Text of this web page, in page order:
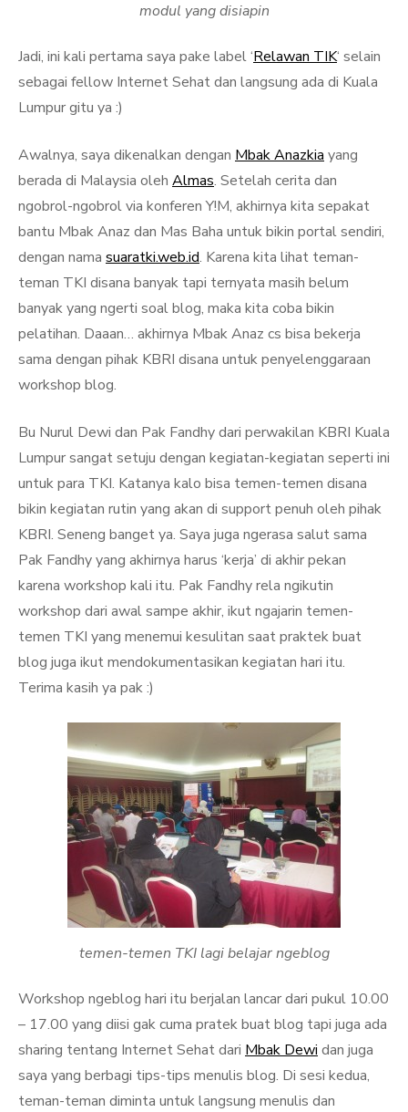
modul yang disiapin
Jadi, ini kali pertama saya pake label ‘Relawan TIK‘ selain
sebagai fellow Internet Sehat dan langsung ada di Kuala
Lumpur gitu ya :)
Awalnya, saya dikenalkan dengan Mbak Anazkia yang
berada di Malaysia oleh Almas. Setelah cerita dan
ngobrol-ngobrol via konferen Y!M, akhirnya kita sepakat
bantu Mbak Anaz dan Mas Baha untuk bikin portal sendiri,
dengan nama suaratki.web.id. Karena kita lihat teman-
teman TKI disana banyak tapi ternyata masih belum
banyak yang ngerti soal blog, maka kita coba bikin
pelatihan. Daaan… akhirnya Mbak Anaz cs bisa bekerja
sama dengan pihak KBRI disana untuk penyelenggaraan
workshop blog.
Bu Nurul Dewi dan Pak Fandhy dari perwakilan KBRI Kuala
Lumpur sangat setuju dengan kegiatan-kegiatan seperti ini
untuk para TKI. Katanya kalo bisa temen-temen disana
bikin kegiatan rutin yang akan di support penuh oleh pihak
KBRI. Seneng banget ya. Saya juga ngerasa salut sama
Pak Fandhy yang akhirnya harus ‘kerja’ di akhir pekan
karena workshop kali itu. Pak Fandhy rela ngikutin
workshop dari awal sampe akhir, ikut ngajarin temen-
temen TKI yang menemui kesulitan saat praktek buat
blog juga ikut mendokumentasikan kegiatan hari itu.
Terima kasih ya pak :)
temen-temen TKI lagi belajar ngeblog
Workshop ngeblog hari itu berjalan lancar dari pukul 10.00
– 17.00 yang diisi gak cuma pratek buat blog tapi juga ada
sharing tentang Internet Sehat dari Mbak Dewi dan juga
saya yang berbagi tips-tips menulis blog. Di sesi kedua,
teman-teman diminta untuk langsung menulis dan